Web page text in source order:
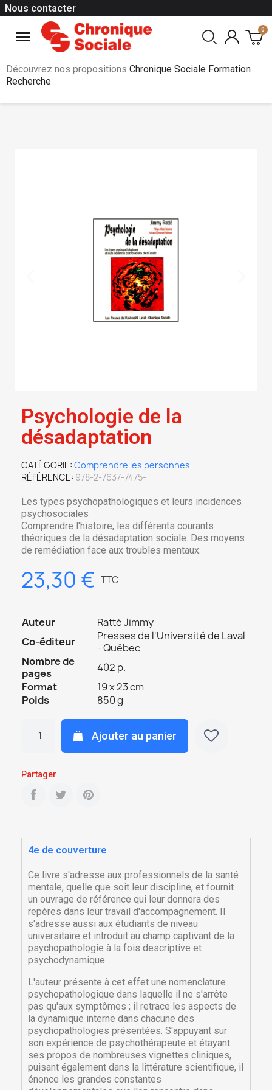
Nous contacter
Découvrez nos propositions Chronique Sociale Formation
Recherche
Psychologie de la
désadaptation
CATÉGORIE Comprendre les personnes
RÉFÉRENCE 978-2-7637-7475-
Les types psychopathologiques et leurs incidences
psychosociales
Comprendre l'histoire, les différents courants
théoriques de la désadaptation sociale. Des moyens
de remédiation face aux troubles mentaux.
23,30 € TTC
Auteur
Ratté Jimmy
Co-éditeur
Presses de l'Université de Laval
- Québec
Nombre de
pages
402 p.
Format
19 x 23 cm
Poids
850 g
Ajouter au panier
Partager
4e de couverture
Ce livre s'adresse aux professionnels de la santé
mentale, quelle que soit leur discipline, et fournit
un ouvrage de référence qui leur donnera des
repères dans leur travail d'accompagnement. Il
s'adresse aussi aux étudiants de niveau
universitaire et introduit au champ captivant de la
psychopathologie à la fois descriptive et
psychodynamique.
L'auteur présente à cet effet une nomenclature
psychopathologique dans laquelle il ne s'arrête
pas qu'aux symptômes ; il retrace les aspects de
la dynamique interne dans chacune des
psychopathologies présentées. S'appuyant sur
son expérience de psychothérapeute et étayant
ses propos de nombreuses vignettes cliniques,
puisant également dans la littérature scientifique, il
énonce les grandes constantes